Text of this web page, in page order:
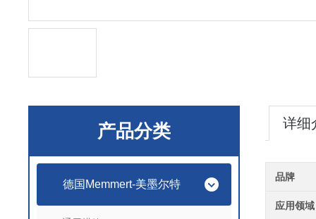
产品分类
德国Memmert-美墨尔特
详细
品牌
应用领域